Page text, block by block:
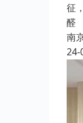
征
醛
南
24-